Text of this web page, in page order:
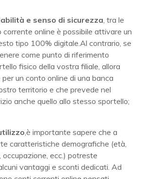
e senso di sicurezza , tra le
corrente online è possibile attivare un
tipo 100% digitale. Al contrario, se
come punto di riferimento
fisico della vostra filiale, allora
un conto online di una banca
territorio e che prevede nel
anche quello allo stesso sportello;
è importante sapere che a
caratteristiche demografiche (età,
ecc.) potreste
vantaggi e sconti dedicati. Ad